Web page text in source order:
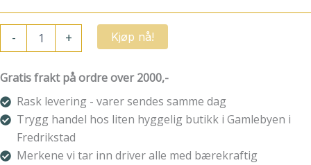
-
Short
Pack
Mistral
Stripe
antall
+ Kjøp nå!
Gratis frakt på ordre over 2000,-
Rask levering - varer sendes samme dag
Trygg handel hos liten hyggelig butikk i Gamlebyen i
Fredrikstad
Merkene vi tar inn driver alle med bærekraftig